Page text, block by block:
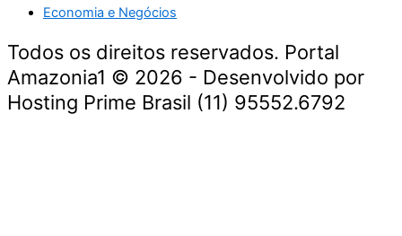
Economia e Negócios
Todos os direitos reservados. Portal
Amazonia1 © 2026 - Desenvolvido por
Hosting Prime Brasil (11) 95552.6792